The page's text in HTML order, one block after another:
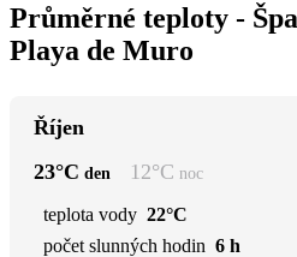
Průměrné teploty -
Playa de Muro
Říjen
23°C den 12°C noc
teplota vody 22°C
počet slunných hodin 6 h